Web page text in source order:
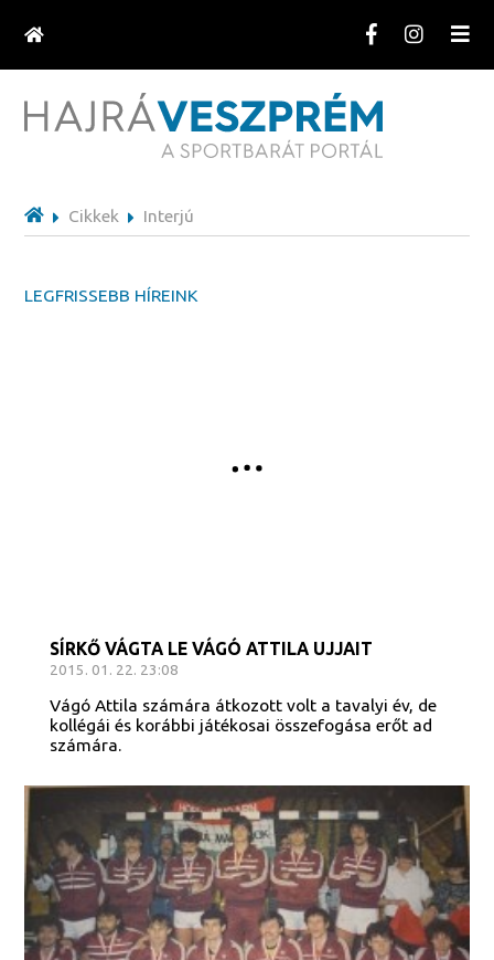
Cikkek Interjú
LEGFRISSEBB HÍREINK
SÍRKŐ VÁGTA LE VÁGÓ ATTILA UJJAIT
2015. 01. 22. 23:08
Vágó Attila számára átkozott volt a tavalyi év, de
kollégái és korábbi játékosai összefogása erőt ad
számára.